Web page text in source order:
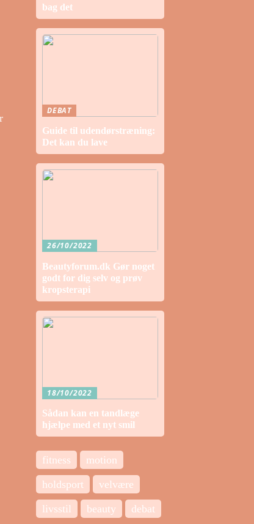
bag det
DEBAT
Guide til udendørstræning:
Det kan du lave
26/10/2022
Beautyforum.dk Gør noget
godt for dig selv og prøv
kropsterapi
18/10/2022
Sådan kan en tandlæge
hjælpe med et nyt smil
fitness
motion
holdsport
velvære
livsstil
beauty debat